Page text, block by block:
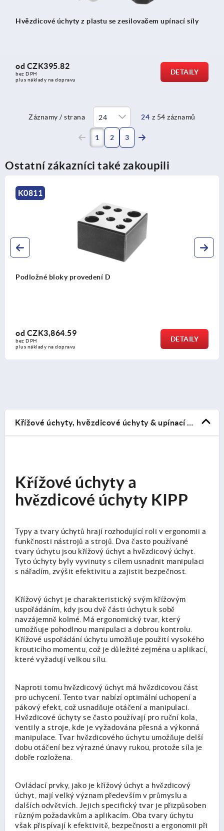
Hvězdicové úchyty z plastu se zesilovačem upínací síly
od CZK395.82
bez DPH
plus náklady na dopravu
DETAILY
Záznamy / strana 24 z 54 záznamů
1 (current)
2 3
Ostatní zákazníci také zakoupili
K0811
Podložné bloky provedení D
od CZK3,864.59
bez DPH
plus náklady na dopravu
DETAILY
Křížové úchyty, hvězdicové úchyty & upínací úchyty
Křížové úchyty a
hvězdicové úchyty KIPP
Typy a tvary úchytů hrají rozhodující roli v ergonomii a
funkčnosti nástrojů a strojů. Dva často používané
tvary úchytu jsou křížový úchyt a hvězdicový úchyt.
Tyto úchyty byly vyvinuty s cílem usnadnit manipulaci
s nářadím, zvýšit efektivitu a zajistit bezpečnost.
Křížový úchyt je charakteristický svým křížovým
uspořádáním, kdy jsou dvě části úchytu k sobě
navzájemně kolmé. Má ergonomický tvar, který
umožňuje pohodlnou manipulaci a dobrou kontrolu.
Křížové uspořádání úchytu umožňuje použití vysokého
krouticího momentu, což je důležité zejména u aplikací,
které vyžadují velkou sílu.
Naproti tomu hvězdicový úchyt má hvězdicovou část
pro uchycení. Tento tvar nabízí optimální uchopení a
pákový efekt, což usnadňuje otáčení a manipulaci.
Hvězdicové úchyty se často používají pro ruční kola,
ventily a stroje, kde je vyžadována přesná a výkonná
manipulace. Tvar hvězdicového úchytu umožňuje delší
dobu otáčení bez výrazné únavy rukou, protože síla je
dobře rozložena.
Ovládací prvky, jako je křížový úchyt a hvězdicový
úchyt, mají velký význam především v průmyslu a
dalších odvětvích. Jejich specifický tvar je přizpůsoben
různým požadavkům a aplikacím. Oba tvary úchytu
však přispívají k efektivitě, bezpečnosti a ergonomii při